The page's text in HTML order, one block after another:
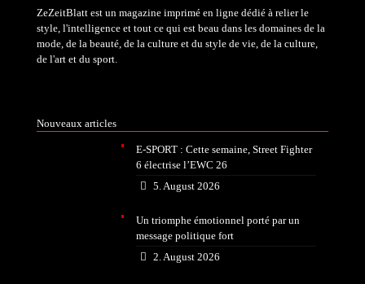
ZeZeitBlatt est un magazine imprimé en ligne dédié à relier le
style, l'intelligence et tout ce qui est beau dans les domaines de la
mode, de la beauté, de la culture et du style de vie, de la culture,
de l'art et du sport.
Nouveaux articles
E-SPORT : Cette semaine, Street Fighter
6 électrise l’EWC 26
5. August 2026
Un triomphe émotionnel porté par un
message politique fort
2. August 2026